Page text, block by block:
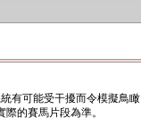
有可能受干擾而令模擬鳥瞰
的賽馬片段為準。